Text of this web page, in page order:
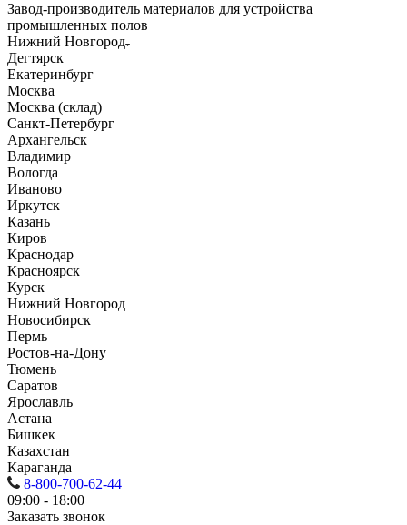
Завод-производитель материалов для устройства
промышленных полов
Нижний Новгород
Дегтярск
Екатеринбург
Москва
Москва (склад)
Санкт-Петербург
Архангельск
Владимир
Вологда
Иваново
Иркутск
Казань
Киров
Краснодар
Красноярск
Курск
Нижний Новгород
Новосибирск
Пермь
Ростов-на-Дону
Тюмень
Саратов
Ярославль
Астана
Бишкек
Казахстан
Караганда
8-800-700-62-44
09:00 - 18:00
Заказать звонок